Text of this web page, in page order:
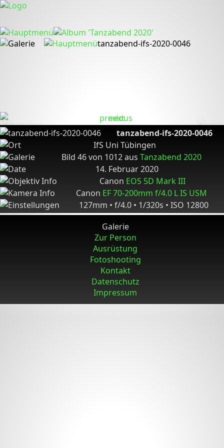
tanzabend-ifs-2020-0046
tanzabend-ifs-2020-0046
IfS Uni Tübingen
Bild 46 von 1012 aus Tanzabend 2020
14. Februar 2020
Canon EOS 5D Mark III
Canon EF 70-200mm f/4.0 L IS USM
127mm • f/4.0 • 1/320s • ISO 12800
Galerie
Zur Person
Ausrüstung
Fotoshooting
Kontakt
Datenschutz
Impressum